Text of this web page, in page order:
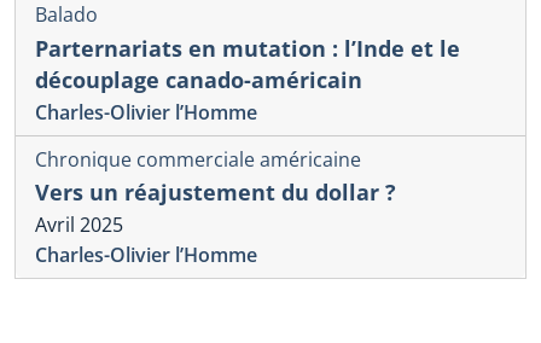
Balado
Parternariats en mutation : l’Inde et le
découplage canado-américain
Charles-Olivier l’Homme
Chronique commerciale américaine
Vers un réajustement du dollar ?
Avril 2025
Charles-Olivier l’Homme